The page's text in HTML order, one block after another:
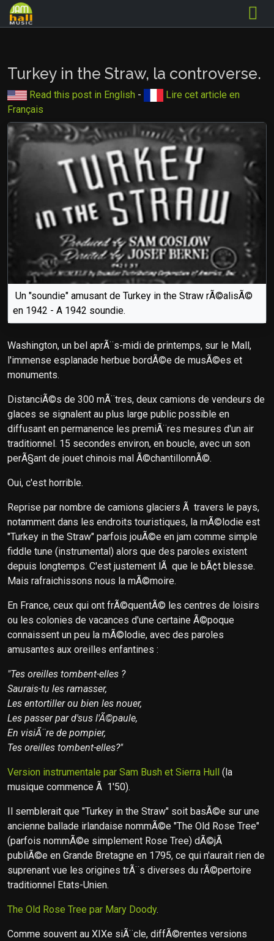
Turkey in the Straw, la controverse.
Read this post in English -
Lire cet article en
Français
Un "soundie" amusant de Turkey in the Straw rÃ©alisÃ©
en 1942 - A 1942 soundie.
Washington, un bel aprÃ¨s-midi de printemps, sur le Mall,
l'immense esplanade herbue bordÃ©e de musÃ©es et
monuments.
DistanciÃ©s de 300 mÃ¨tres, deux camions de vendeurs de
glaces se signalent au plus large public possible en
diffusant en permanence les premiÃ¨res mesures d'un air
traditionnel. 15 secondes environ, en boucle, avec un son
perÃ§ant de jouet chinois mal Ã©chantillonnÃ©.
Oui, c'est horrible.
Reprise par nombre de camions glaciers Ã travers le pays,
notamment dans les endroits touristiques, la mÃ©lodie est
"Turkey in the Straw" parfois jouÃ©e en jam comme simple
fiddle tune (instrumental) alors que des paroles existent
depuis longtemps. C'est justement lÃ que le bÃ¢t blesse.
Mais rafraichissons nous la mÃ©moire.
En France, ceux qui ont frÃ©quentÃ© les centres de loisirs
ou les colonies de vacances d'une certaine Ã©poque
connaissent un peu la mÃ©lodie, avec des paroles
amusantes aux oreilles enfantines :
"Tes oreilles tombent-elles ?
Saurais-tu les ramasser,
Les entortiller ou bien les nouer,
Les passer par d'sus l'Ã©paule,
En visiÃ¨re de pompier,
Tes oreilles tombent-elles?"
Version instrumentale par Sam Bush et Sierra Hull
(la
musique commence Ã 1'50).
Il semblerait que "Turkey in the Straw" soit basÃ©e sur une
ancienne ballade irlandaise nommÃ©e "The Old Rose Tree"
(parfois nommÃ©e simplement Rose Tree) dÃ©jÃ
publiÃ©e en Grande Bretagne en 1795, ce qui n'aurait rien de
suprenant vue les origines trÃ¨s diverses du rÃ©pertoire
traditionnel Etats-Unien.
The Old Rose Tree par Mary Doody.
Comme souvent au XIXe siÃ¨cle, diffÃ©rentes versions